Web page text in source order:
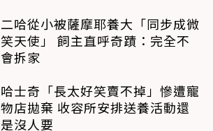
二哈從小被薩摩耶養大「同步成微
笑天使」 飼主直呼奇蹟：完全不
會拆家
哈士奇「長太好笑賣不掉」慘遭寵
物店拋棄 收容所安排送養活動還
是沒人要